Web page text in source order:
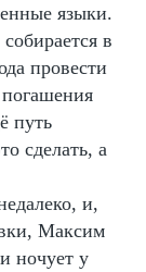
языки.
в
провести
путь
сделать, а
и,
Максим
ночует у